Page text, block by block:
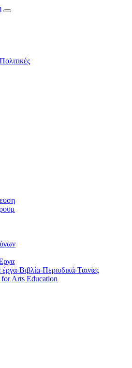
Βιβλία-Περιοδικά-Ταινίες
Arts Education